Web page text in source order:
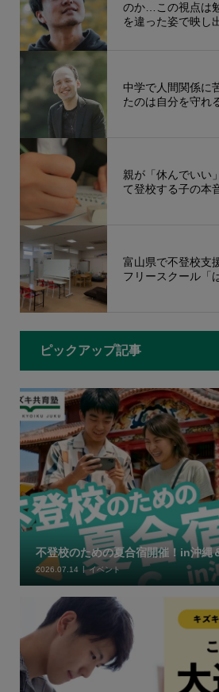
のか…この視点は
を違った姿で映し
中学で人間関係に
たのは自分を守れ
親が「休んでいい
て登校する子の本
富山県で不登校支
フリースクール「
ピックアップ記事
不登校のための夏合宿開催！in沖縄
2026.07.14 イベント